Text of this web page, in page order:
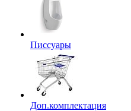
Писсуары
Доп.комплектация